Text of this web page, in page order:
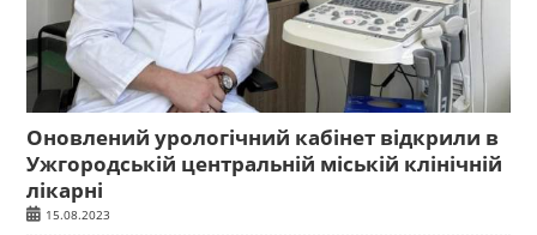
Оновлений урологічний кабінет відкрили в
Ужгородській центральній міській клінічній
лікарні
15.08.2023